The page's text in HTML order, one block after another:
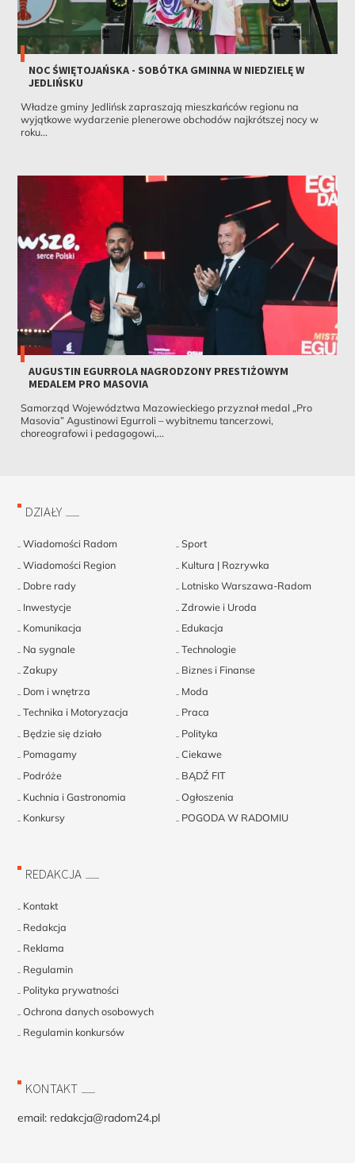
NOC ŚWIĘTOJAŃSKA - SOBÓTKA GMINNA W NIEDZIELĘ W
JEDLIŃSKU
Władze gminy Jedlińsk zapraszają mieszkańców regionu na
wyjątkowe wydarzenie plenerowe obchodów najkrótszej nocy w
roku...
AUGUSTIN EGURROLA NAGRODZONY PRESTIŻOWYM
MEDALEM PRO MASOVIA
Samorząd Województwa Mazowieckiego przyznał medal „Pro
Masovia” Agustinowi Egurroli – wybitnemu tancerzowi,
choreografowi i pedagogowi,...
DZIAŁY
Wiadomości Radom
Sport
Wiadomości Region
Kultura | Rozrywka
Dobre rady
Lotnisko Warszawa-Radom
Inwestycje
Zdrowie i Uroda
Komunikacja
Edukacja
Na sygnale
Technologie
Zakupy
Biznes i Finanse
Dom i wnętrza
Moda
Technika i Motoryzacja
Praca
Będzie się działo
Polityka
Pomagamy
Ciekawe
Podróże
BĄDŹ FIT
Kuchnia i Gastronomia
Ogłoszenia
Konkursy
POGODA W RADOMIU
REDAKCJA
Kontakt
Redakcja
Reklama
Regulamin
Polityka prywatności
Ochrona danych osobowych
Regulamin konkursów
KONTAKT
email: redakcja@radom24.pl